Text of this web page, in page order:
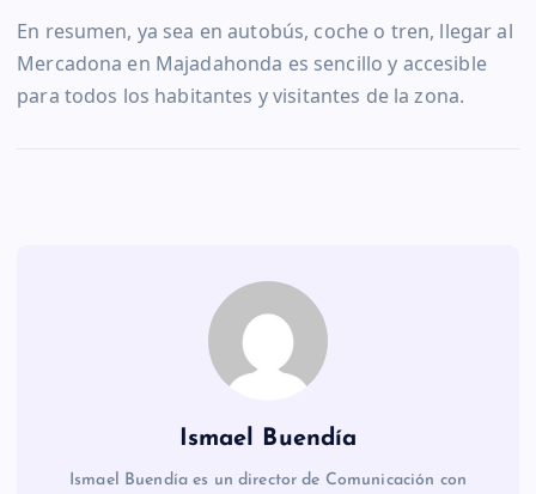
En resumen, ya sea en autobús, coche o tren, llegar al
Mercadona en Majadahonda es sencillo y accesible
para todos los habitantes y visitantes de la zona.
Ismael Buendía
Ismael Buendía es un director de Comunicación con